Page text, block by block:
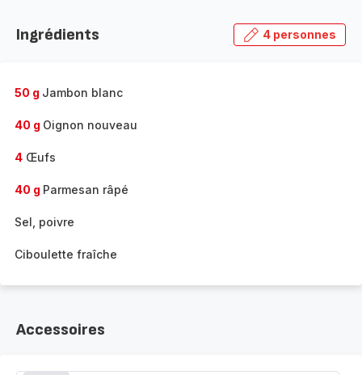
Ingrédients 4 personnes
50 g Jambon blanc
40 g Oignon nouveau
4 Œufs
40 g Parmesan râpé
Sel, poivre
Ciboulette fraîche
Accessoires